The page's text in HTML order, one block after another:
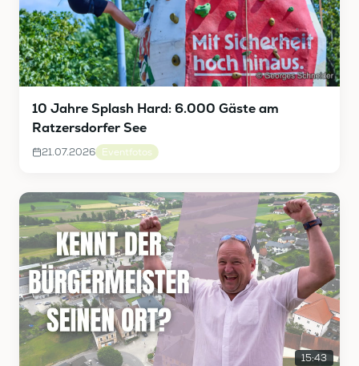
10 Jahre Splash Hard: 6.000 Gäste am
Ratzersdorfer See
21.07.2026 Eventfotos
15:43